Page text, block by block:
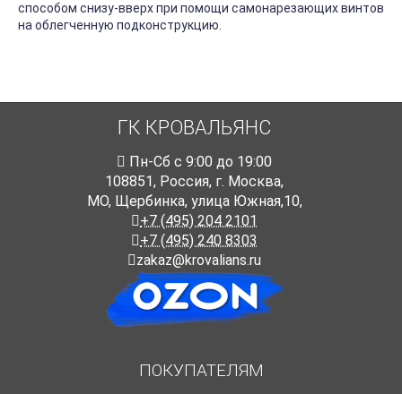
способом снизу-вверх при помощи самонарезающих винтов
на облегченную подконструкцию.
ГК КРОВАЛЬЯНС
Пн-Cб с 9:00 до 19:00
108851, Россия, г. Москва,
МО, Щербинка, улица Южная,10,
+7 (495) 204 2101
+7 (495) 240 8303
zakaz@krovalians.ru
ПОКУПАТЕЛЯМ